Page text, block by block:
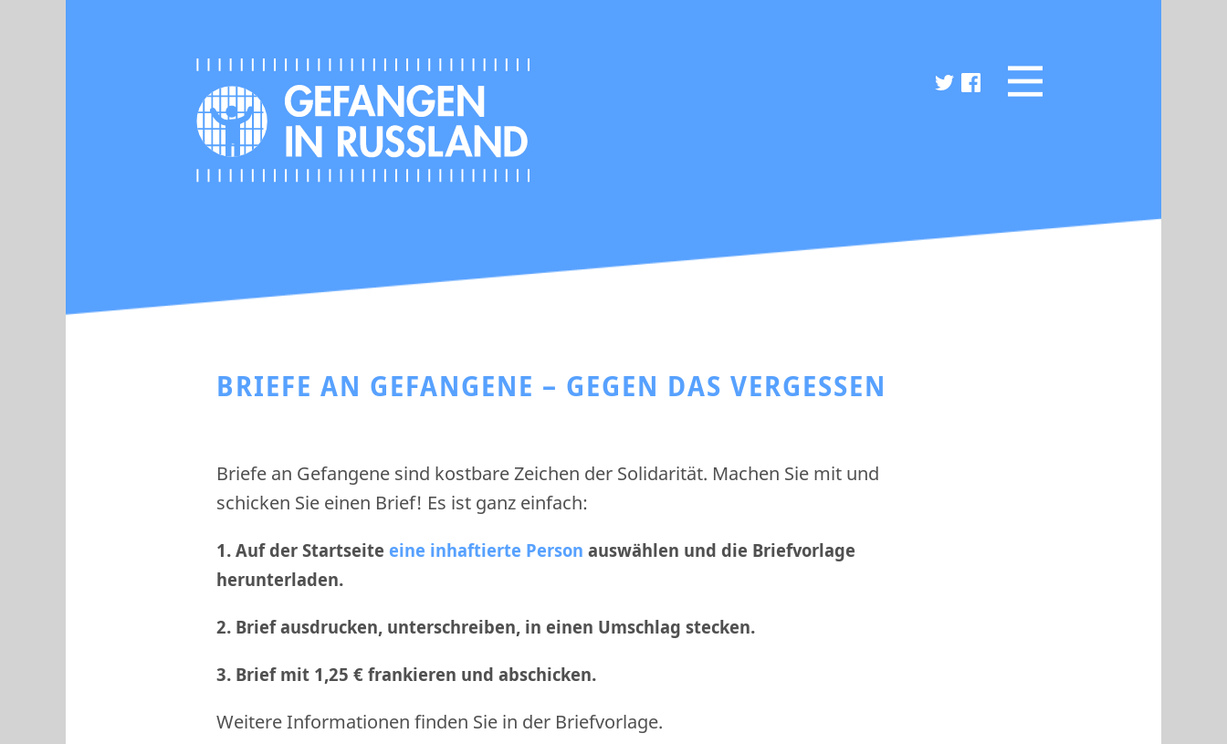
BRIEFE AN GEFANGENE – GEGEN DAS VERGESSEN
Briefe an Gefangene sind kostbare Zeichen der Solidarität. Machen Sie mit und
schicken Sie einen Brief! Es ist ganz einfach:
1. Auf der Startseite eine inhaftierte Person auswählen und die Briefvorlage
herunterladen.
2. Brief ausdrucken, unterschreiben, in einen Umschlag stecken.
3. Brief mit 1,25 € frankieren und abschicken.
Weitere Informationen finden Sie in der Briefvorlage.